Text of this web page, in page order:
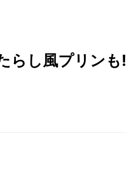
らし風プリンも!